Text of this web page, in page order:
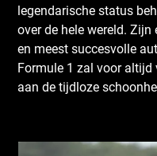
legendarische status
over de hele wereld.
en meest succesvolle
Formule 1 zal voor altijd
aan de tijdloze